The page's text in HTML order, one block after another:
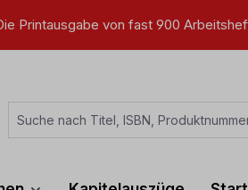
Printausgabe von fast 900